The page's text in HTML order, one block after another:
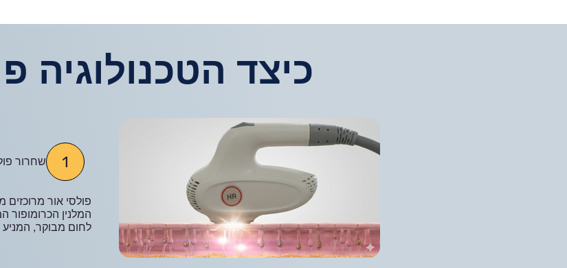
כיצד הטכנולוגיה
שחרור
פולסי אור
המלנין הכרומופור
לחום מבוקר, המניע